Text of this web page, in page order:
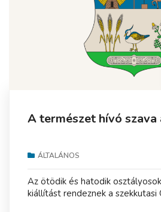
A természet hívó szava
ÁLTALÁNOS
Az ötödik és hatodik
kiállítást rendeznek a szekkutasi